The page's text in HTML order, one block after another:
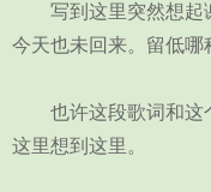
写到这里突然想起谢
今天也未回来。留低哪
也许这段歌词和这个
这里想到这里。